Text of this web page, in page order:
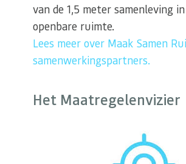
van de 1,5 meter samenleving
openbare ruimte.
Lees meer over Maak Samen
samenwerkingspartners.
Het Maatregelenvizier